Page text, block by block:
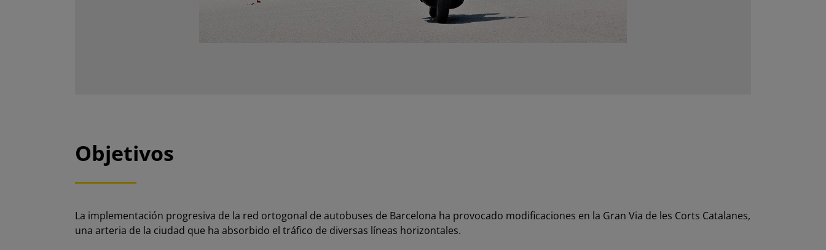
Objetivos
La implementación progresiva de la red ortogonal de autobuses de Barcelona ha provocado modificaciones en la Gran Via de les Corts Catalanes,
una arteria de la ciudad que ha absorbido el tráfico de diversas líneas horizontales.